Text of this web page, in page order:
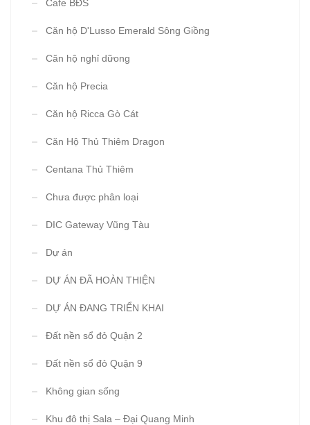
Cafe BĐS
Căn hộ D'Lusso Emerald Sông Giồng
Căn hộ nghỉ dữong
Căn hộ Precia
Căn hộ Ricca Gò Cát
Căn Hộ Thủ Thiêm Dragon
Centana Thủ Thiêm
Chưa được phân loại
DIC Gateway Vũng Tàu
Dự án
DỰ ÁN ĐÃ HOÀN THIỆN
DỰ ÁN ĐANG TRIỂN KHAI
Đất nền sổ đỏ Quận 2
Đất nền sổ đỏ Quận 9
Không gian sống
Khu đô thị Sala – Đại Quang Minh